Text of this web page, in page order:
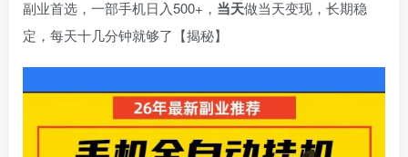
副业首选，一部手机日入500+， 当天做当天变现，长期稳
定，每天十几分钟就够了【揭秘】